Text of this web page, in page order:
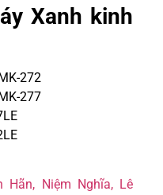
Xanh kinh
272
277
Hãn, Niệm Nghĩa, Lê